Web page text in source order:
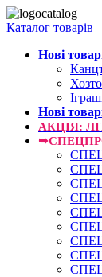
Каталог товарів
Нові
Нові
АКЦІЯ: